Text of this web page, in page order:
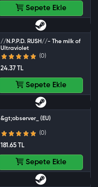
Sepete Ekle
//N.P.P.D. RUSH//- The milk of
Ultraviolet
(0)
24.37 TL
Sepete Ekle
&gt;observer_ (EU)
(0)
181.65 TL
Sepete Ekle